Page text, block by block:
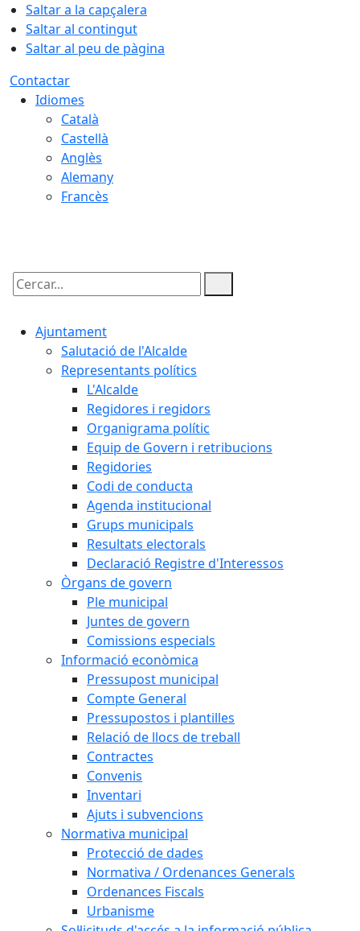
Saltar a la capçalera
Saltar al contingut
Saltar al peu de pàgina
Contactar
Idiomes
Català
Castellà
Anglès
Alemany
Francès
Cercar:
Ajuntament
Salutació de l'Alcalde
Representants polítics
L'Alcalde
Regidores i regidors
Organigrama polític
Equip de Govern i retribucions
Regidories
Codi de conducta
Agenda institucional
Grups municipals
Resultats electorals
Declaració Registre d'Interessos
Òrgans de govern
Ple municipal
Juntes de govern
Comissions especials
Informació econòmica
Pressupost municipal
Compte General
Pressupostos i plantilles
Relació de llocs de treball
Contractes
Convenis
Inventari
Ajuts i subvencions
Normativa municipal
Protecció de dades
Normativa / Ordenances Generals
Ordenances Fiscals
Urbanisme